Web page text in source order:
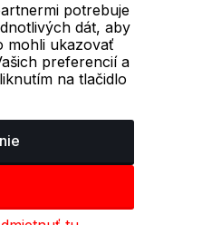
informácie|Spracovanie
potrebuje
dát, aby
mohli ukazovať
preferencií a
na tlačidlo